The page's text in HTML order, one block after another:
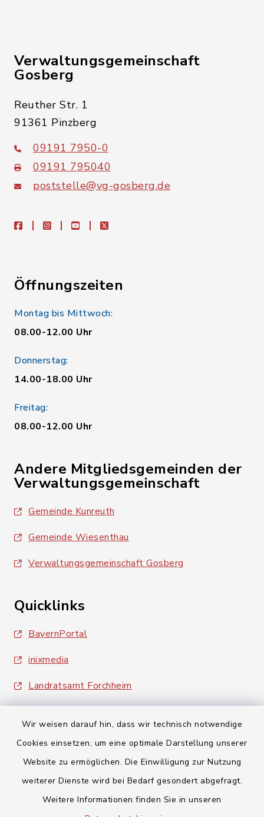
Wir weisen darauf hin, dass wir technisch notwendige
Cookies einsetzen, um eine optimale Darstellung unserer
Website zu ermöglichen. Die Einwilligung zur Nutzung
weiterer Dienste wird bei Bedarf gesondert abgefragt.
Weitere Informationen finden Sie in unseren
Verwaltungsgemeinschaft
Gosberg
Reuther Str. 1
91361 Pinzberg
09191 7950-0
09191 795040
poststelle@vg-gosberg.de
facebookinstagramyoutubeX
Öffnungszeiten
Montag bis Mittwoch:
08.00-12.00 Uhr
Donnerstag:
14.00-18.00 Uhr
Freitag:
08.00-12.00 Uhr
Andere Mitgliedsgemeinden der
Verwaltungsgemeinschaft
Gemeinde Kunreuth
Gemeinde Wiesenthau
Verwaltungsgemeinschaft Gosberg
Quicklinks
BayernPortal
inixmedia
Landratsamt Forchheim
Barrierefreiheit